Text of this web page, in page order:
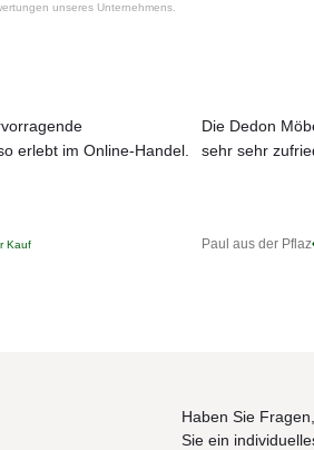
hochwertigen Möbel erfolgt in
JETZT
unseres Unternehmens.
erlebt im Online-Handel.
Kauf
Die Dedon
sehr sehr
Paul aus der Pflaz
Haben Sie
Sie ein